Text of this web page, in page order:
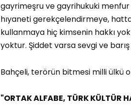
gayrimeşru ve gayrihukuki
hıyaneti gerekçelendirmeye,
kullanmaya hiç kimsenin hakkı
yoktur. Şiddet varsa sevgi ve
Bahçeli, terörün bitmesi milli ülkü
"ORTAK ALFABE, TÜRK KÜLTÜR